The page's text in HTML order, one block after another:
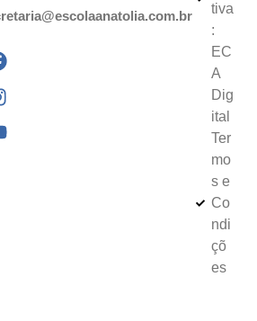
tiva
:
EC
A
Dig
ital
Ter
mo
s e
Co
ndi
çõ
es